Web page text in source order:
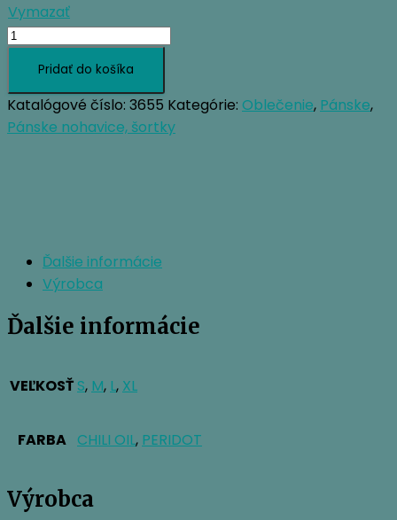
Vymazať
množstvo
DRAGO
PANTS
Pridať do košíka
Katalógové číslo: 3655 Kategórie: Oblečenie, Pánske,
Pánske nohavice, šortky
Ďalšie informácie
Výrobca
Ďalšie informácie
VEĽKOSŤ S, M, L, XL
FARBA CHILI OIL, PERIDOT
Výrobca